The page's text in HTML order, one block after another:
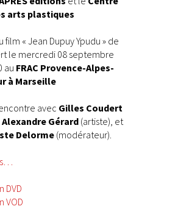
arts plastiques
film « Jean Dupuy Ypudu » de
le mercredi 08 septembre
au FRAC Provence-Alpes-
à Marseille
avec Gilles Coudert
Alexandre Gérard (artiste), et
Delorme (modérateur).
DVD
VOD